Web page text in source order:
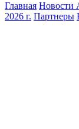
Главная
2026 г. Партнеры